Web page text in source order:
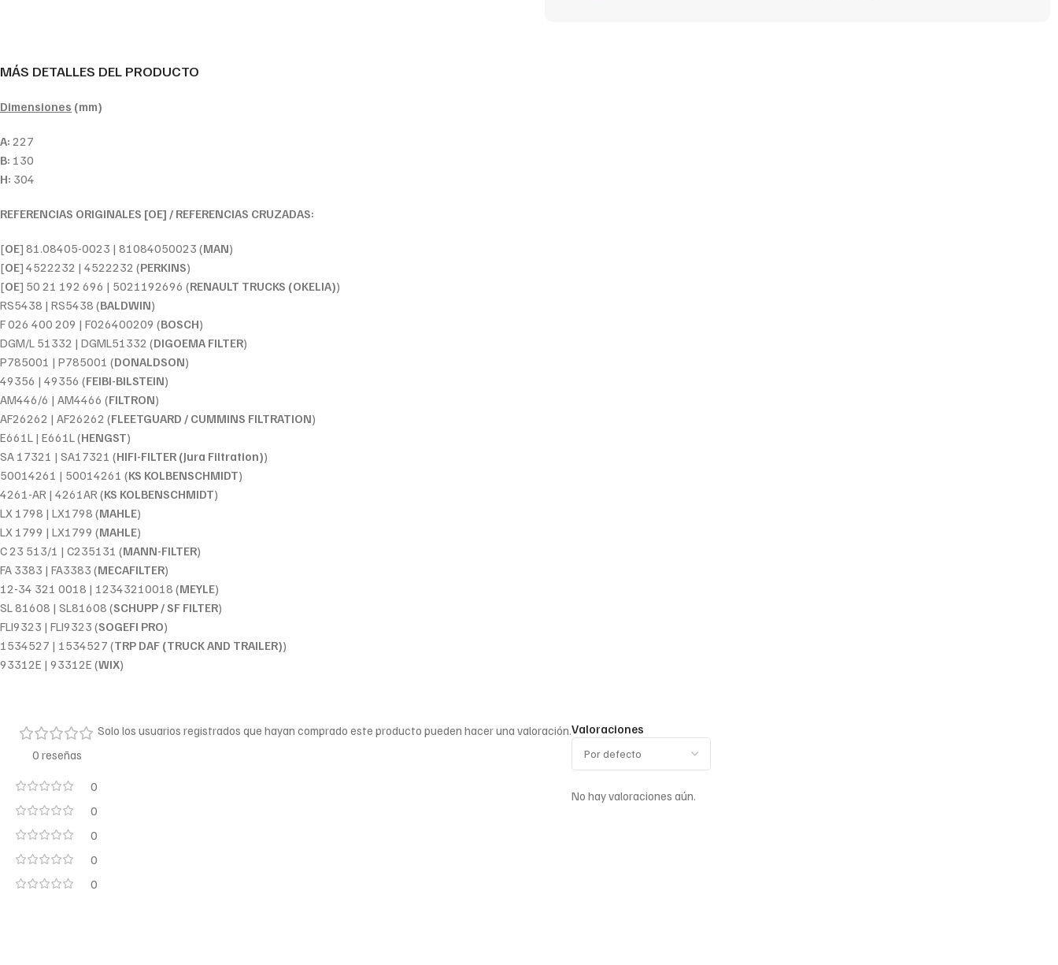
MÁS DETALLES DEL PRODUCTO
Dimensiones (mm)
A: 227
B: 130
H: 304
REFERENCIAS ORIGINALES [OE] / REFERENCIAS CRUZADAS:
[OE] 81.08405-0023 | 81084050023 (MAN)
[OE] 4522232 | 4522232 (PERKINS)
[OE] 50 21 192 696 | 5021192696 (RENAULT TRUCKS (OKELIA))
RS5438 | RS5438 (BALDWIN)
F 026 400 209 | F026400209 (BOSCH)
DGM/L 51332 | DGML51332 (DIGOEMA FILTER)
P785001 | P785001 (DONALDSON)
49356 | 49356 (FEIBI-BILSTEIN)
AM446/6 | AM4466 (FILTRON)
AF26262 | AF26262 (FLEETGUARD / CUMMINS FILTRATION)
E661L | E661L (HENGST)
SA 17321 | SA17321 (HIFI-FILTER (Jura Filtration))
50014261 | 50014261 (KS KOLBENSCHMIDT)
4261-AR | 4261AR (KS KOLBENSCHMIDT)
LX 1798 | LX1798 (MAHLE)
LX 1799 | LX1799 (MAHLE)
C 23 513/1 | C235131 (MANN-FILTER)
FA 3383 | FA3383 (MECAFILTER)
12-34 321 0018 | 12343210018 (MEYLE)
SL 81608 | SL81608 (SCHUPP / SF FILTER)
FLI9323 | FLI9323 (SOGEFI PRO)
1534527 | 1534527 (TRP DAF (TRUCK AND TRAILER))
93312E | 93312E (WIX)
0 reseñas
0
0
0
0
0
Valoraciones
No hay valoraciones aún.
Solo los usuarios registrados que hayan comprado este producto pueden hacer una valoración.